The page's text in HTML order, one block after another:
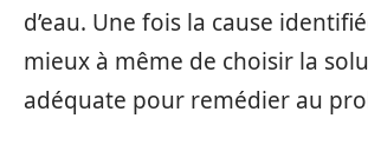
d’eau. Une fois la cause
mieux à même de choisir la
adéquate pour remédier au